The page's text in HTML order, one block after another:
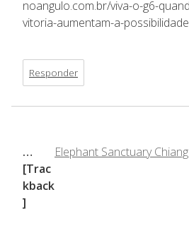
noangulo.com.br/viva-o-g6-
vitoria-aumentam-a-
Responder
Elephant Sanctuary
…
[Trac
kback
]